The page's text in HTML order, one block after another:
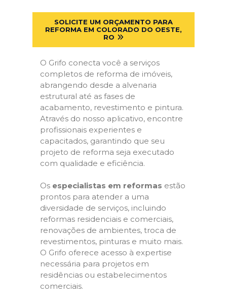
SOLICITE UM ORÇAMENTO PARA
REFORMA EM COLORADO DO OESTE,
RO
O Grifo conecta você a serviços
completos de reforma de imóveis,
abrangendo desde a alvenaria
estrutural até as fases de
acabamento, revestimento e pintura.
Através do nosso aplicativo, encontre
profissionais experientes e
capacitados, garantindo que seu
projeto de reforma seja executado
com qualidade e eficiência.
Os especialistas em reformas estão
prontos para atender a uma
diversidade de serviços, incluindo
reformas residenciais e comerciais,
renovações de ambientes, troca de
revestimentos, pinturas e muito mais.
O Grifo oferece acesso à expertise
necessária para projetos em
residências ou estabelecimentos
comerciais.